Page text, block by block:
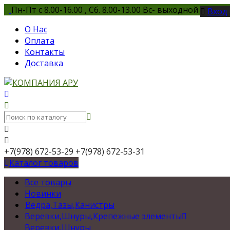
Пн-Пт с 8.00-16.00 , Сб. 8.00-13.00 Вс- выходной Вход
О Нас
Оплата
Контакты
Доставка
+7(978) 672-53-29 +7(978) 672-53-31
Каталог товаров
Все товары
Новинки
Ведра,Тазы,Канистры
Веревки,Шнуры,Крепежные элементы
Веревки,Шнуры